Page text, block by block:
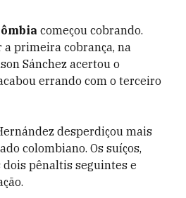
começou cobrando.
a primeira cobrança, na
Sánchez acertou o
errando com o terceiro
desperdiçou mais
colombiano. Os suíços,
pênaltis seguintes e